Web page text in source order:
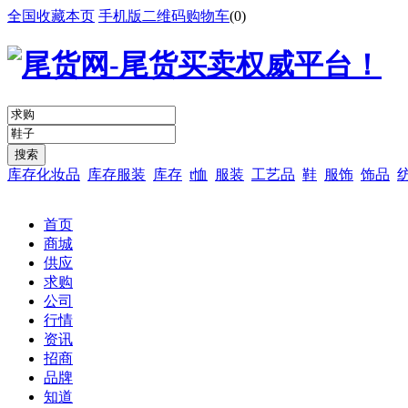
全国收藏本页 手机版 二维码购物车(0)
库存化妆品 库存服装 库存 t恤 服装 工艺品 鞋 服饰 饰品
首页
商城
供应
求购
公司
行情
资讯
招商
品牌
知道